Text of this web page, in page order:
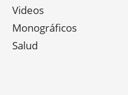
Videos
Monográficos
Salud